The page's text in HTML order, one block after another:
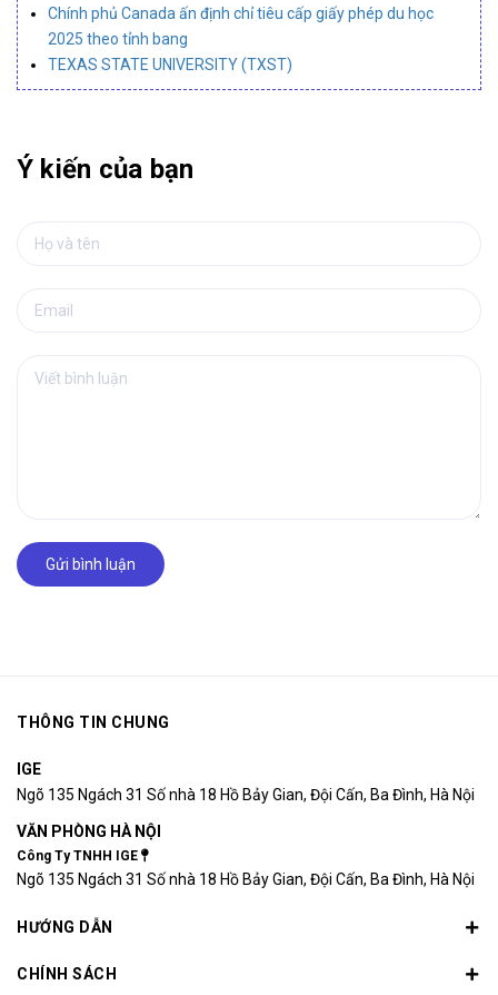
Chính phủ Canada ấn định chỉ tiêu cấp giấy phép du học
2025 theo tỉnh bang
TEXAS STATE UNIVERSITY (TXST)
Ý kiến của bạn
Gửi bình luận
THÔNG TIN CHUNG
IGE
Ngõ 135 Ngách 31 Số nhà 18 Hồ Bảy Gian, Đội Cấn, Ba Đình, Hà Nội
VĂN PHÒNG HÀ NỘI
Công Ty TNHH IGE
Ngõ 135 Ngách 31 Số nhà 18 Hồ Bảy Gian, Đội Cấn, Ba Đình, Hà Nội
HƯỚNG DẪN
CHÍNH SÁCH